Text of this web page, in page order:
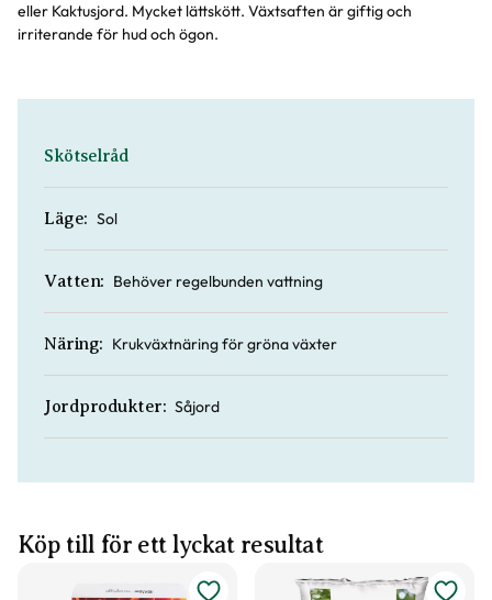
eller Kaktusjord. Mycket lättskött. Växtsaften är giftig och
irriterande för hud och ögon.
Skötselråd
Läge: Sol
Vatten: Behöver regelbunden vattning
Näring: Krukväxtnäring för gröna växter
Jordprodukter: Såjord
Köp till för ett lyckat resultat